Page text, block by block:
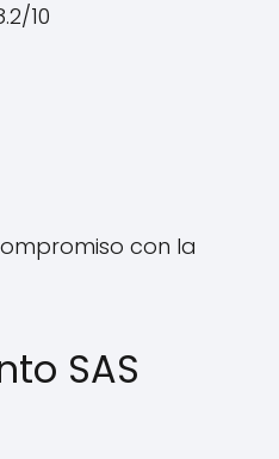
10
con la
SAS